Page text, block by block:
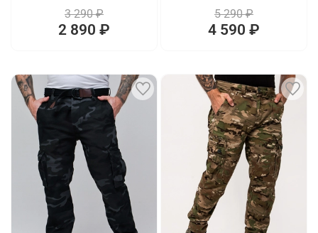
3 290 ₽
2 890 ₽
5 290 ₽
4 590 ₽